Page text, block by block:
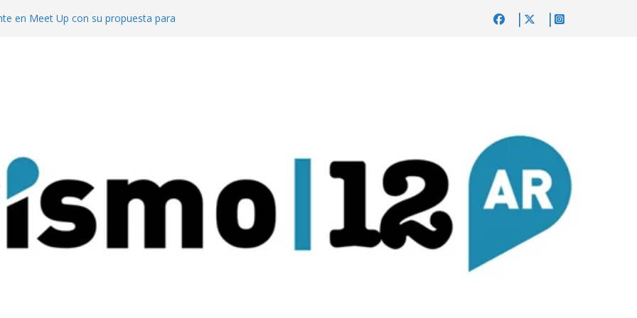
en Meet Up con su propuesta para